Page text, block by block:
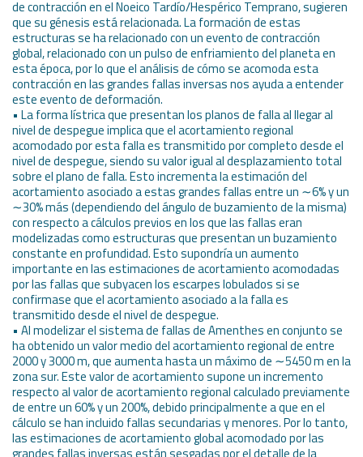
de contracción en el Noeico Tardío/Hespérico Temprano, sugieren
que su génesis está relacionada. La formación de estas
estructuras se ha relacionado con un evento de contracción
global, relacionado con un pulso de enfriamiento del planeta en
esta época, por lo que el análisis de cómo se acomoda esta
contracción en las grandes fallas inversas nos ayuda a entender
este evento de deformación.
• La forma lístrica que presentan los planos de falla al llegar al
nivel de despegue implica que el acortamiento regional
acomodado por esta falla es transmitido por completo desde el
nivel de despegue, siendo su valor igual al desplazamiento total
sobre el plano de falla. Esto incrementa la estimación del
acortamiento asociado a estas grandes fallas entre un ∼6% y un
∼30% más (dependiendo del ángulo de buzamiento de la misma)
con respecto a cálculos previos en los que las fallas eran
modelizadas como estructuras que presentan un buzamiento
constante en profundidad. Esto supondría un aumento
importante en las estimaciones de acortamiento acomodadas
por las fallas que subyacen los escarpes lobulados si se
confirmase que el acortamiento asociado a la falla es
transmitido desde el nivel de despegue.
• Al modelizar el sistema de fallas de Amenthes en conjunto se
ha obtenido un valor medio del acortamiento regional de entre
2000 y 3000 m, que aumenta hasta un máximo de ∼5450 m en la
zona sur. Este valor de acortamiento supone un incremento
respecto al valor de acortamiento regional calculado previamente
de entre un 60% y un 200%, debido principalmente a que en el
cálculo se han incluido fallas secundarias y menores. Por lo tanto,
las estimaciones de acortamiento global acomodado por las
grandes fallas inversas están sesgadas por el detalle de la